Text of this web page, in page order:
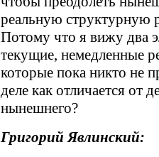
реальную структурную
Потому что я вижу два
текущие, немедленные
которые пока никто не
деле как отличается от
нынешнего?
Григорий Явлинский: